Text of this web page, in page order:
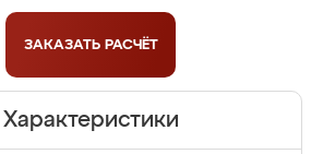
ЗАКАЗАТЬ РАСЧЁТ
Характеристики